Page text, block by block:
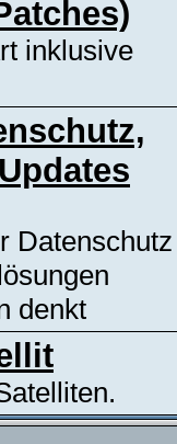
inklusive
Datenschutz
denkt